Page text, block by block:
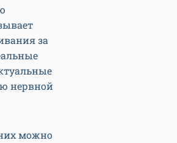
за
нервной
можно